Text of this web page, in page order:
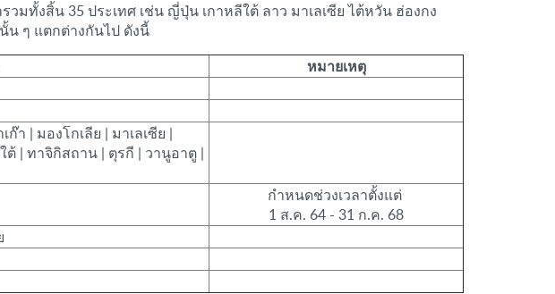
ทั้งสิ้น 35 ประเทศ เช่น ญี่ปุ่น เกาหลีใต้ ลาว มาเลเซีย ไต้หวัน ฮ่องกง
น ๆ แตกต่างกันไป ดังนี้
หมายเหตุ
| มองโกเลีย | มาเลเซีย |
| ทาจิกิสถาน | ตุรกี | วานูอาตู |
กำหนดช่วงเวลาตั้งแต่
1 ส.ค. 64 - 31 ก.ค. 68